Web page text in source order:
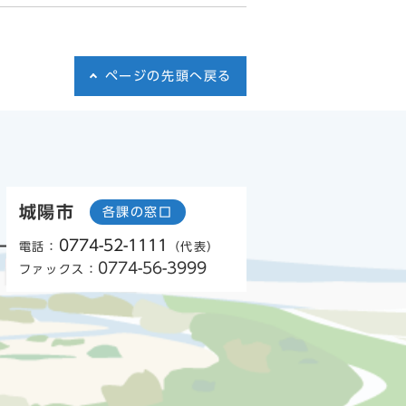
ページの先頭へ戻る
城陽市 各課の窓口
電話： 0774-52-1111
（代表）
ファックス： 0774-56-3999